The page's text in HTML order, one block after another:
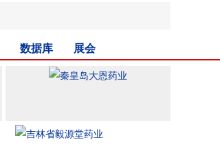
数据库 展会